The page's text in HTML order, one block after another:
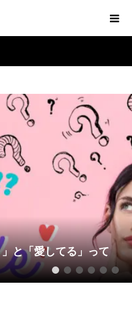
」と「愛してる」って
1 2 3 4 5 6